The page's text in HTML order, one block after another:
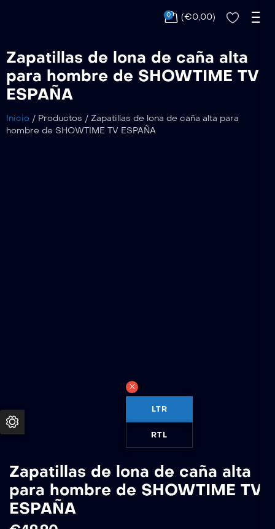
0 (€0,00)
Zapatillas de lona de caña alta
para hombre de SHOWTIME TV
ESPAÑA
Inicio / Productos / Zapatillas de lona de caña alta para
hombre de SHOWTIME TV ESPAÑA
Zapatillas de lona de caña alta
para hombre de SHOWTIME TV
ESPAÑA
LTR
RTL